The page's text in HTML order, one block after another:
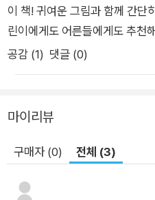
이어져 있습니다. 이 국가들의
끝나지 않습니다. 물 부족으로
고, 생필품을 구하기 힘들어지고
지구에서 살아가는 모든 사람
분명하게 보여 줍니다. 전 세계
은 사람이 최대한 오랫동안 물
법을 만들고, 협약을 체결하면
의 소중함을 깨닫고, 오늘부터
이 책! 귀여운 그림과 함께 간단
린이에게도 어른들에게도 추천
공감 (1) 댓글 (0)
마이리뷰
구매자 (0) 전체 (3)